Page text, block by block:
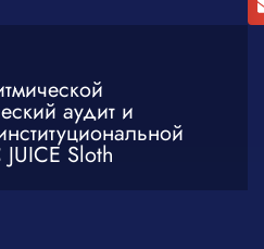
аудит и
JUICE Sloth